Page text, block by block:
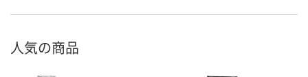
人気の商品